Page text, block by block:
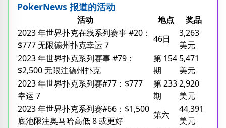
PokerNews 报道的活动
活动 地点
奖品
2023 年世界扑克在线系列赛事 #20：
$777 无限德州扑克幸运 7
46日
3,263
美元
2023 年世界扑克系列赛事 #79：
$2,500 无限注德州扑克
第 154
期
5,471
美元
2023 年世界扑克系列赛#77：$777
幸运 7
第 233
期
2,920
美元
2023 年世界扑克系列赛#66：$1,500
底池限注奥马哈高低 8 或更好
第六
44,391
美元